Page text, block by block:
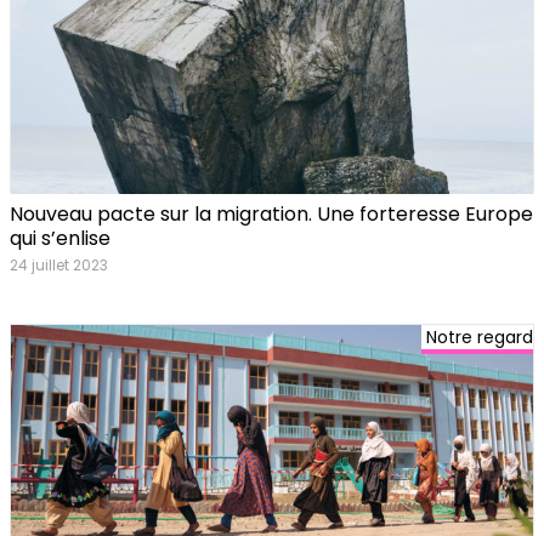
Nouveau pacte sur la migration. Une forteresse Europe
qui s’enlise
24 juillet 2023
Notre regard